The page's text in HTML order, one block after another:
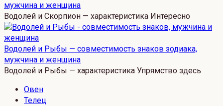
мужчина и женщина
Водолей и Скорпион — характеристика Интересно
Водолей и Рыбы — совместимость знаков зодиака,
мужчина и женщина
Водолей и Рыбы — характеристика Упрямство здесь
Овен
Телец